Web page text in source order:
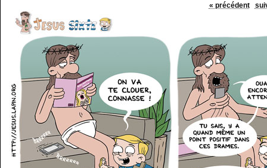
http://www.lefabz.com/
« précédent